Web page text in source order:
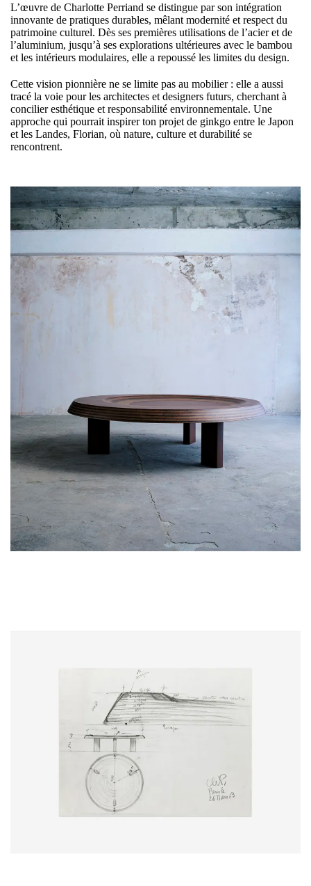
L’œuvre de Charlotte Perriand se distingue par son intégration
innovante de pratiques durables, mêlant modernité et respect du
patrimoine culturel. Dès ses premières utilisations de l’acier et de
l’aluminium, jusqu’à ses explorations ultérieures avec le bambou
et les intérieurs modulaires, elle a repoussé les limites du design.
Cette vision pionnière ne se limite pas au mobilier : elle a aussi
tracé la voie pour les architectes et designers futurs, cherchant à
concilier esthétique et responsabilité environnementale. Une
approche qui pourrait inspirer ton projet de ginkgo entre le Japon
et les Landes, Florian, où nature, culture et durabilité se
rencontrent.